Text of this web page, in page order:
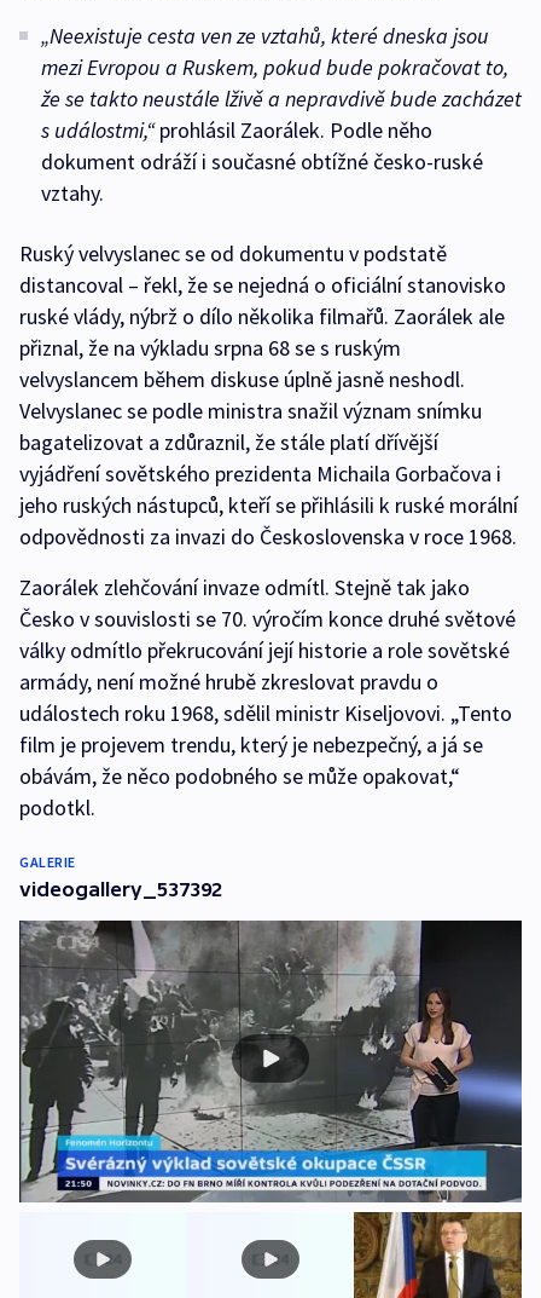
„Neexistuje cesta ven ze vztahů, které dneska jsou
mezi Evropou a Ruskem, pokud bude pokračovat to,
že se takto neustále lživě a nepravdivě bude zacházet
s událostmi,“prohlásil Zaorálek. Podle něho
dokument odráží i současné obtížné česko-ruské
vztahy.
Ruský velvyslanec se od dokumentu v podstatě
distancoval – řekl, že se nejedná o oficiální stanovisko
ruské vlády, nýbrž o dílo několika filmařů. Zaorálek ale
přiznal, že na výkladu srpna 68 se s ruským
velvyslancem během diskuse úplně jasně neshodl.
Velvyslanec se podle ministra snažil význam snímku
bagatelizovat a zdůraznil, že stále platí dřívější
vyjádření sovětského prezidenta Michaila Gorbačova i
jeho ruských nástupců, kteří se přihlásili k ruské morální
odpovědnosti za invazi do Československa v roce 1968.
Zaorálek zlehčování invaze odmítl. Stejně tak jako
Česko v souvislosti se 70. výročím konce druhé světové
války odmítlo překrucování její historie a role sovětské
armády, není možné hrubě zkreslovat pravdu o
událostech roku 1968, sdělil ministr Kiseljovovi. „Tento
film je projevem trendu, který je nebezpečný, a já se
obávám, že něco podobného se může opakovat,“
podotkl.
GALERIE
videogallery_537392